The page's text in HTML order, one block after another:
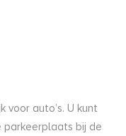
voor auto’s. U kunt
parkeerplaats bij de